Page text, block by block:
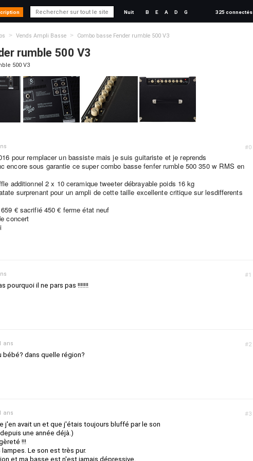
Nuit B E A D G 325 connectés
> Vends Ampli Basse > Combo basse Fender rumble 500 V3
rumble 500 V3
500 V3
#0
pour remplacer un bassiste mais je suis guitariste et je reprends
encore sous garantie ce super combo basse fenfer rumble 500 350 w RMS en
additionnel 2 x 10 ceramique tweeter débrayable poids 16 kg
surprenant pour un ampli de cette taille excellente critique sur lesdifferents
€ sacrifié 450 € ferme état neuf
concert
#1
pourquoi il ne pars pas !!!!!!!
#2
ans
bébé? dans quelle région?
#3
ans
j'en avait un et que j'étais toujours bluffé par le son
une année déjà.)
!!!
Le son est très pur.
et ma basse est n'est jamais dépressive.